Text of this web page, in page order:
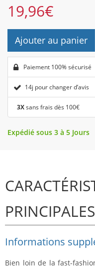
19,96€
Ajouter au panier
Paiement 100% sécurisé
14j pour changer d’avis
3Xsans frais dès 100€
Expédié sous 3 à 5 Jours
PRINCIPALES
Informations
Bien loin de la fast-